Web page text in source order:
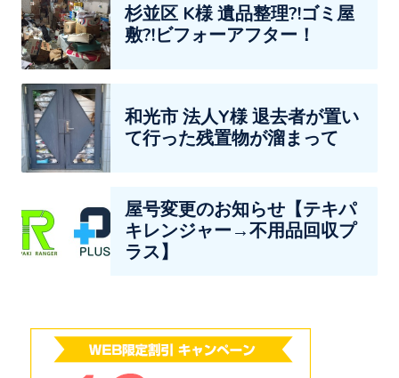
杉並区 K様 遺品整理?!ゴミ屋
敷?!ビフォーアフター！
和光市 法人Y様 退去者が置い
て行った残置物が溜まって
屋号変更のお知らせ【テキパ
キレンジャー→不用品回収プ
ラス】